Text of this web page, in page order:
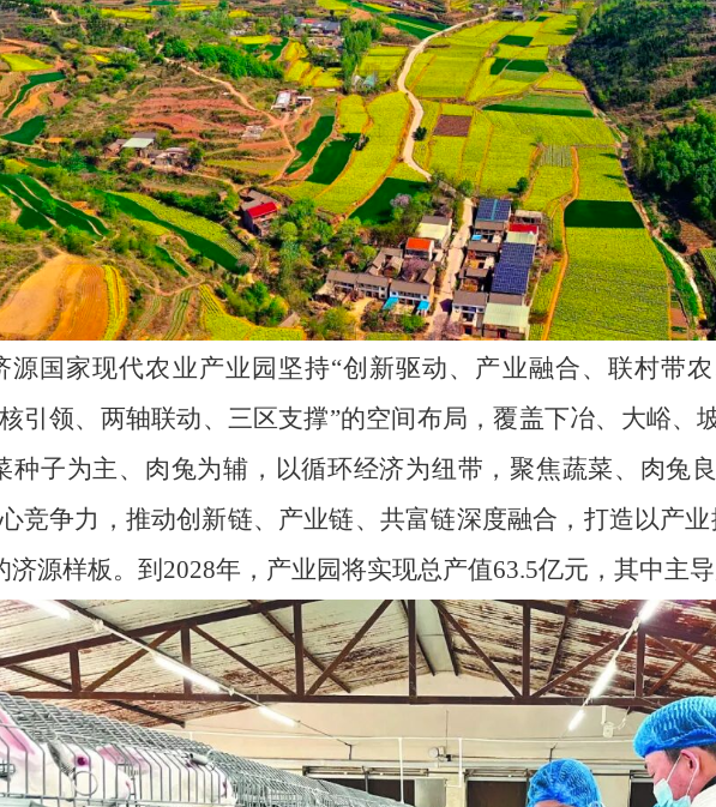
源国家现代农业产业园坚持“创新驱动、产业融合、联村带
引领、两轴联动、三区支撑”的空间布局，覆盖下冶、大峪、
种子为主、肉兔为辅，以循环经济为纽带，聚焦蔬菜、肉兔
竞争力，推动创新链、产业链、共富链深度融合，打造以产
济源样板。到2028年，产业园将实现总产值63.5亿元，其中主导